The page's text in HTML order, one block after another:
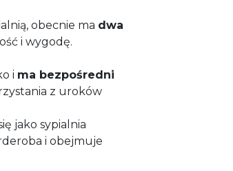
obecnie ma dwa
i wygodę.
i ma bezpośredni
z uroków
jako sypialnia
i obejmuje